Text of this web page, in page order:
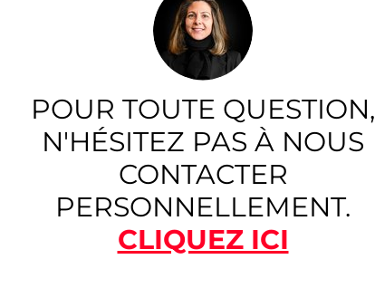
POUR TOUTE QUESTION,
N'HÉSITEZ PAS À NOUS
CONTACTER
PERSONNELLEMENT.
CLIQUEZ ICI